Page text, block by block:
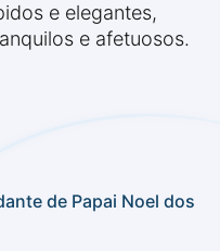
e elegantes,
e afetuosos.
de Papai Noel dos